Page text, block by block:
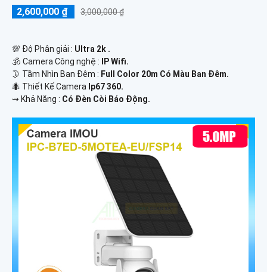
2,600,000 ₫ 3,000,000 ₫
💯 Độ Phân giải : Ultra 2k .
🕉️ Camera Công nghệ :
IP Wifi.
🌛 Tầm Nhìn Ban Đêm : Full Color 20m Có Màu Ban Đêm.
🐜 Thiết Kế Camera Ip67 360.
️⇝ Khả Năng : Có Đèn Còi Báo Động.